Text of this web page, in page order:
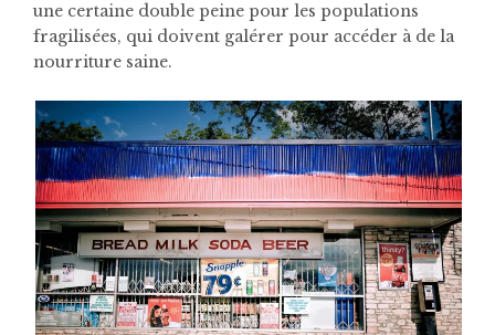
une certaine double peine pour les populations
fragilisées, qui doivent galérer pour accéder à de la
nourriture saine.